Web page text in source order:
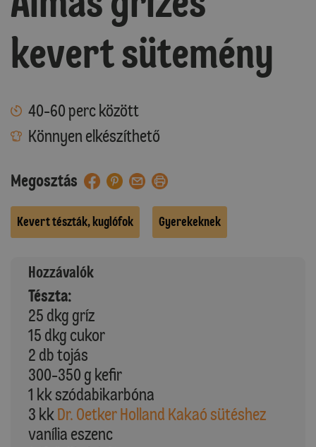
kevert sütemény
40-60 perc között
Könnyen elkészíthető
Megosztás
Kevert tészták, kuglófok Gyerekeknek
Hozzávalók
Tészta:
25 dkg gríz
15 dkg cukor
2 db tojás
300-350 g kefir
1 kk szódabikarbóna
3 kk Dr. Oetker Holland Kakaó sütéshez
vanília eszenc